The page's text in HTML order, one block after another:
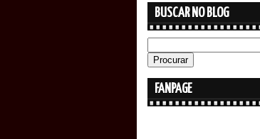
BUSCAR NO BLOG
FANPAGE